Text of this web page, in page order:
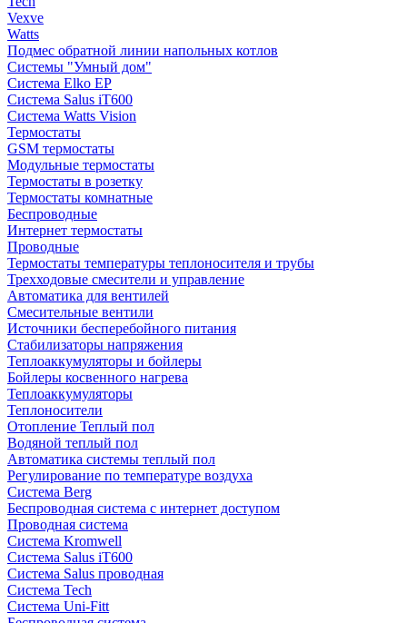
Vexve
Watts
Подмес обратной линии напольных котлов
Системы "Умный дом"
Система Elko EP
Система Salus iT600
Система Watts Vision
Термостаты
GSM термостаты
Модульные термостаты
Термостаты в розетку
Термостаты комнатные
Беспроводные
Интернет термостаты
Проводные
Термостаты температуры теплоносителя и трубы
Трехходовые смесители и управление
Автоматика для вентилей
Смесительные вентили
Источники бесперебойного питания
Стабилизаторы напряжения
Теплоаккумуляторы и бойлеры
Бойлеры косвенного нагрева
Теплоаккумуляторы
Теплоносители
Отопление Теплый пол
Водяной теплый пол
Автоматика системы теплый пол
Регулирование по температуре воздуха
Система Berg
Беспроводная система с интернет доступом
Проводная система
Система Kromwell
Система Salus iT600
Система Salus проводная
Система Tech
Система Uni-Fitt